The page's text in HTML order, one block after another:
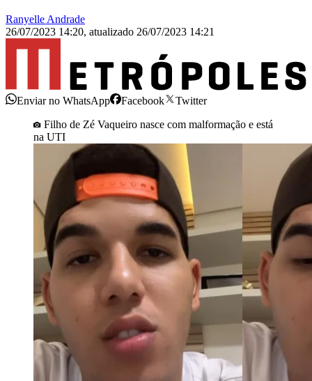
Ranyelle Andrade
26/07/2023 14:20, atualizado 26/07/2023 14:21
Enviar no WhatsApp Facebook
Twitter
Filho de Zé Vaqueiro nasce com malformação e está
na UTI